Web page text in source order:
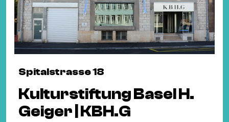
Spitalstrasse 18
Kulturstiftung Basel H.
Geiger | KBH.G